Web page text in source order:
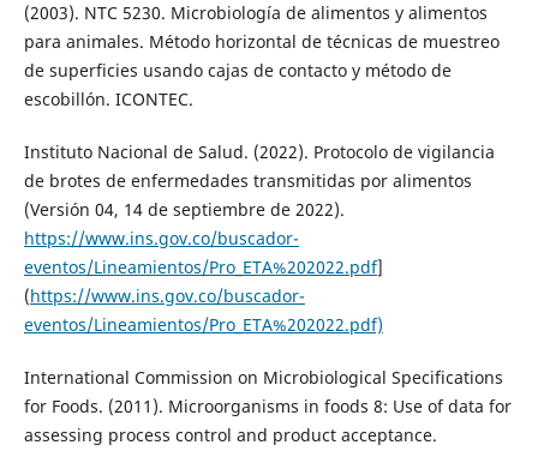
(2003). NTC 5230. Microbiología de alimentos y alimentos
para animales. Método horizontal de técnicas de muestreo
de superficies usando cajas de contacto y método de
escobillón. ICONTEC.
Instituto Nacional de Salud. (2022). Protocolo de vigilancia
de brotes de enfermedades transmitidas por alimentos
(Versión 04, 14 de septiembre de 2022).
https://www.ins.gov.co/buscador-
eventos/Lineamientos/Pro_ETA%202022.pdf]
(https://www.ins.gov.co/buscador-
eventos/Lineamientos/Pro_ETA%202022.pdf)
International Commission on Microbiological Specifications
for Foods. (2011). Microorganisms in foods 8: Use of data for
assessing process control and product acceptance.